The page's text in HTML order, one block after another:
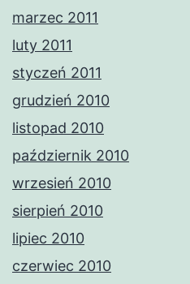
marzec 2011
luty 2011
styczeń 2011
grudzień 2010
listopad 2010
październik 2010
wrzesień 2010
sierpień 2010
lipiec 2010
czerwiec 2010